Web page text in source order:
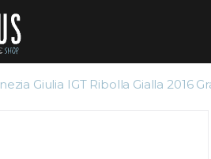
Giulia IGT Ribolla Gialla 2016